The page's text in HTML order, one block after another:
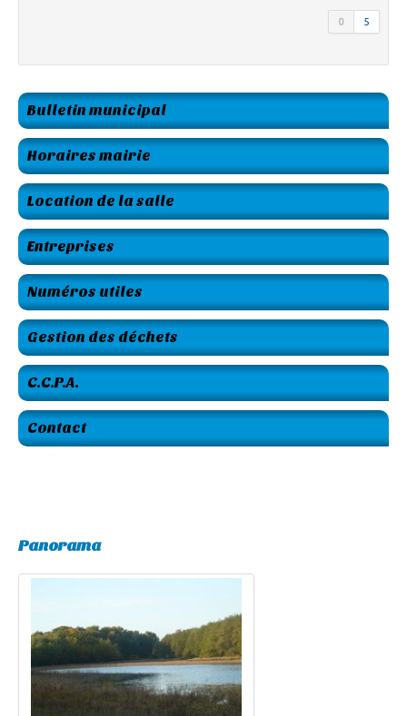
0 5
Bulletin municipal
Horaires mairie
Location de la salle
Entreprises
Numéros utiles
Gestion des déchets
C.C.P.A.
Contact
Panorama